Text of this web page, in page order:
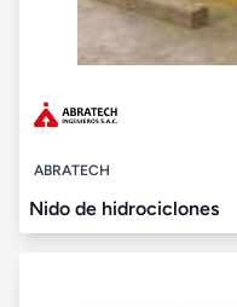
ABRATECH
Nido de hidrociclones